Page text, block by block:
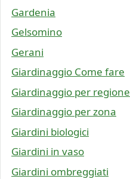
Gardenia
Gelsomino
Gerani
Giardinaggio Come fare
Giardinaggio per regione
Giardinaggio per zona
Giardini biologici
Giardini in vaso
Giardini ombreggiati